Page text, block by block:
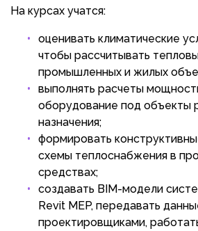
На курсах учатся:
оценивать климатические
чтобы рассчитывать
промышленных и жилых
выполнять расчеты
оборудование под объекты
назначения;
формировать
схемы теплоснабжения в
средствах;
создавать BIM-модели
Revit MEP, передавать
проектировщиками,